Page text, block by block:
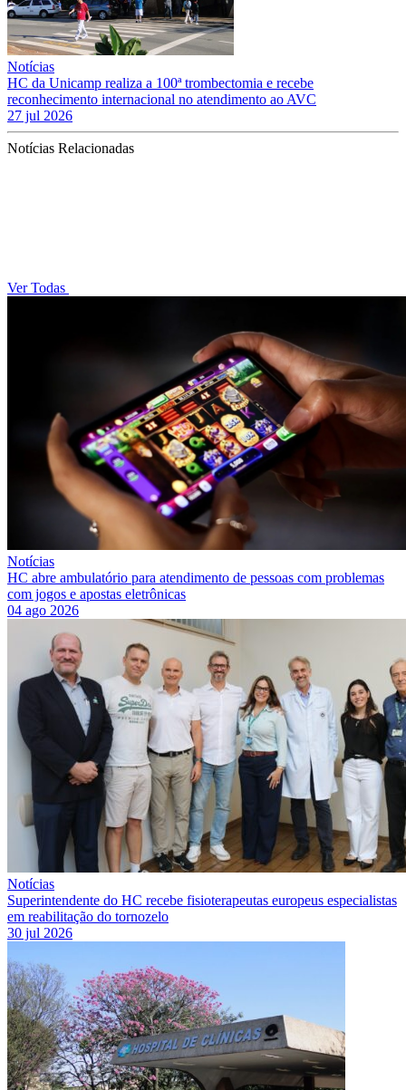
Notícias
HC da Unicamp realiza a 100ª trombectomia e recebe
reconhecimento internacional no atendimento ao AVC
27 jul 2026
Notícias Relacionadas
Ver Todas
Notícias
HC abre ambulatório para atendimento de pessoas com problemas
com jogos e apostas eletrônicas
04 ago 2026
Notícias
Superintendente do HC recebe fisioterapeutas europeus especialistas
em reabilitação do tornozelo
30 jul 2026